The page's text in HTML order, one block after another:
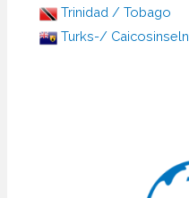
Trinidad / Tobago
Turks-/ Caicosinseln